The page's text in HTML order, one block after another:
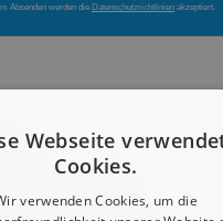
Absenden werden die Datenschutzrichtlinien akzeptiert.
Webseite
Cookies.
verwenden Cookies, um die